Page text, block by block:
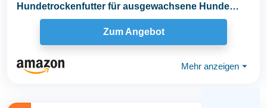
Hundetrockenfutter für ausgewachsene Hunde
aller Rassen...
Zum Angebot
Mehr anzeigen ⏷